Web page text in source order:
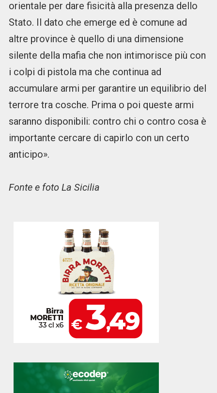
orientale per dare fisicità alla presenza dello
Stato. Il dato che emerge ed è comune ad
altre province è quello di una dimensione
silente della mafia che non intimorisce più con
i colpi di pistola ma che continua ad
accumulare armi per garantire un equilibrio del
terrore tra cosche. Prima o poi queste armi
saranno disponibili: contro chi o contro cosa è
importante cercare di capirlo con un certo
anticipo».
Fonte e foto La Sicilia